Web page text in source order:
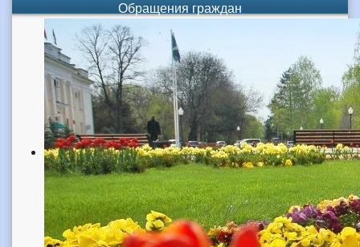
Обращения граждан